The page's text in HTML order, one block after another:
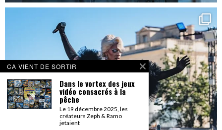
CA VIENT DE SORTIR
Dans le vortex des jeux
vidéo consacrés à la
pêche
Le 19 décembre 2025, les
créateurs Zeph & Ramo
jetaient